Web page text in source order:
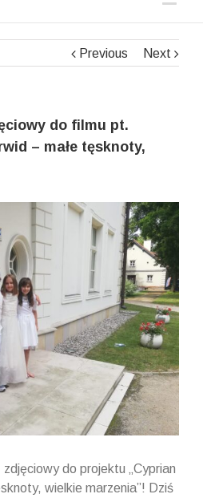
Previous Next
do filmu pt.
– małe tęsknoty,
do projektu „Cyprian
wielkie marzenia”! Dziś